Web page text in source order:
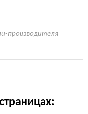
производителя